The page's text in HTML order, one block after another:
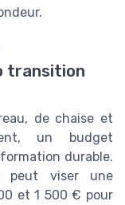
transition
de chaise et
un budget
durable.
peut viser une
et 1 500 € pour